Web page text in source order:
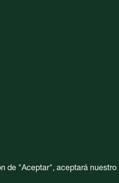
de "Aceptar", aceptará nuestro